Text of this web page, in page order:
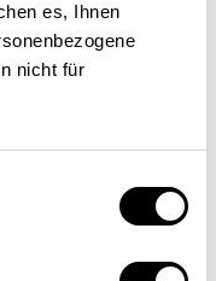
es, Ihnen
nicht für
Fee
etwa